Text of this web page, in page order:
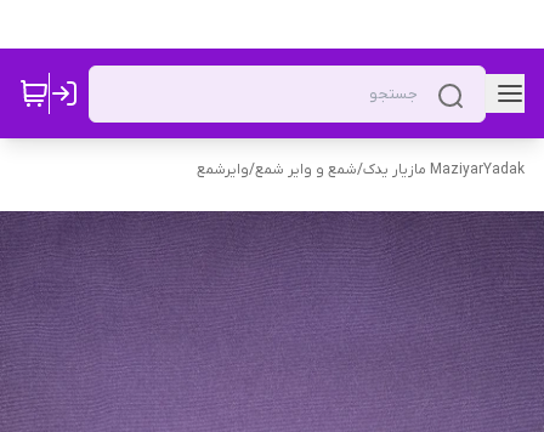
MaziyarYadak مازیار یدک /شمع و وایر شمع/وایرشمع